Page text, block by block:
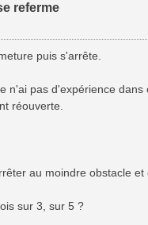
referme
puis s'arrête.
n'ai pas d'expérience
réouverte.
au moindre obstacle et
sur 3, sur 5 ?